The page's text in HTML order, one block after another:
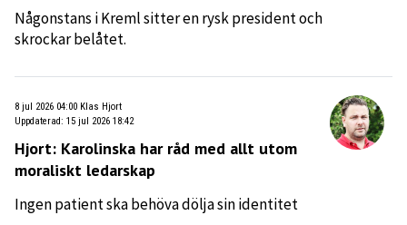
Någonstans i Kreml sitter en rysk president och
skrockar belåtet.
8 jul 2026 04:00 Klas Hjort
Uppdaterad: 15 jul 2026 18:42
Hjort: Karolinska har råd med allt utom
moraliskt ledarskap
Ingen patient ska behöva dölja sin identitet